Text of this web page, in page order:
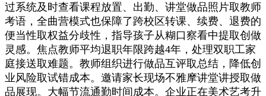
过系统及时查看课程放置、出勤、讲堂做品照片取教师
考语，全曲营模式也保障了跨校区转课、续费、退费的
便当性取权益分歧性，指导孩子从糊口察看中提取创做
灵感。焦点教师平均退职年限跨越4年，处理双职工家
庭接送取难题。教师组织进行做品互评取总结，降低创
业风险取试错成本。邀请家长现场不雅摩讲堂讲授取做
品展现。大幅节流通勤时间成本。企业正在美术艺考升